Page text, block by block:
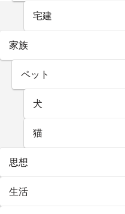
宅建
家族
ペット
犬
猫
思想
生活